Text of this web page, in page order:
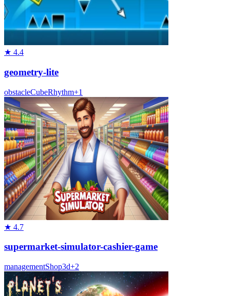
★ 4.4
geometry-lite
obstacleCubeRhythm+1
★ 4.7
supermarket-simulator-cashier-game
managementShop3d+2